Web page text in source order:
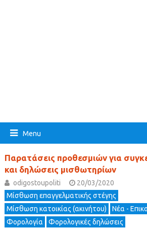
Menu
Παρατάσεις προθεσμιών για
και δηλώσεις μισθωτηρίων
odigostoupoliti
20/03/2020
Μίσθωση επαγγελματικής στέγης
Μίσθωση κατοικίας (ακινήτου)
Νέα -
Φορολογία
Φορολογικές δηλώσεις